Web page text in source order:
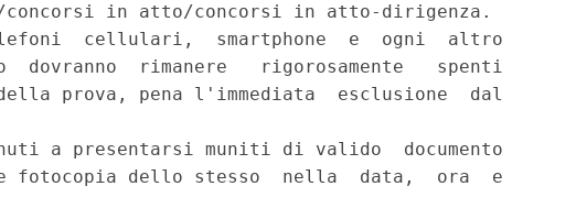
concorsi in atto/concorsi in atto-dirigenza.
cellulari,  smartphone  e  ogni  altro
rimanere   rigorosamente   spenti
prova, pena l'immediata  esclusione  dal
a presentarsi muniti di valido  documento
fotocopia dello stesso  nella  data,  ora  e